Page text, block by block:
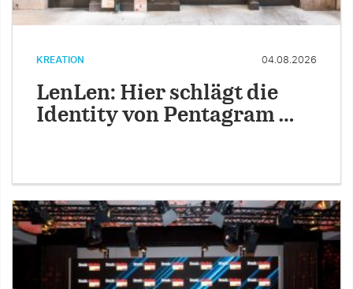
KREATION 04.08.2026
LenLen: Hier schlägt die
Identity von Pentagram …